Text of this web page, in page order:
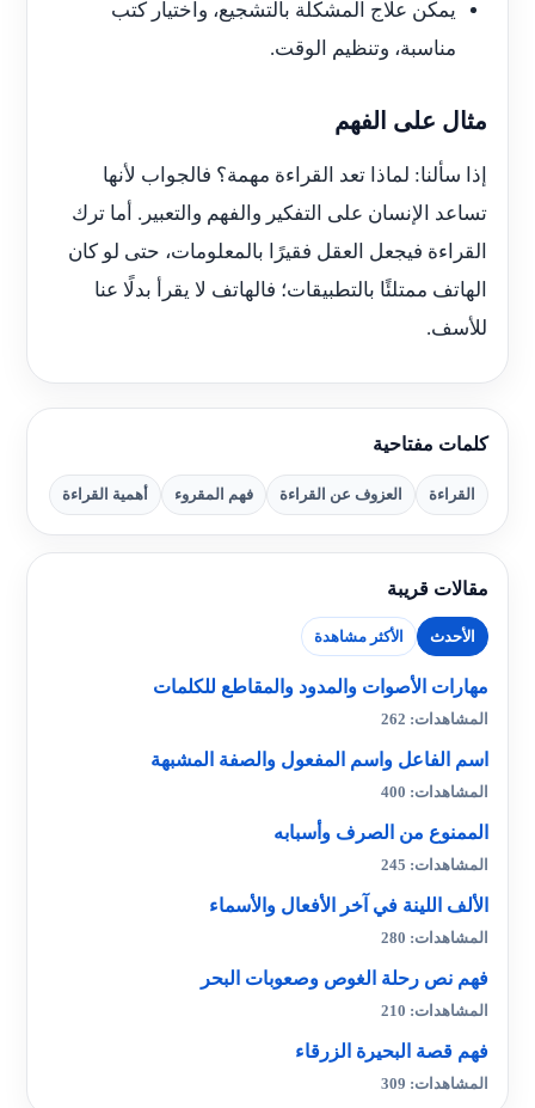
يمكن علاج المشكلة بالتشجيع، واختيار كتب
مناسبة، وتنظيم الوقت.
مثال على الفهم
إذا سألنا: لماذا تعد القراءة مهمة؟ فالجواب لأنها
تساعد الإنسان على التفكير والفهم والتعبير. أما ترك
القراءة فيجعل العقل فقيرًا بالمعلومات، حتى لو كان
الهاتف ممتلئًا بالتطبيقات؛ فالهاتف لا يقرأ بدلًا عنا
للأسف.
كلمات مفتاحية
القراءة العزوف عن القراءة فهم المقروء أهمية القراءة
مقالات قريبة
الأحدث الأكثر مشاهدة
مهارات الأصوات والمدود والمقاطع للكلمات
المشاهدات: 262
اسم الفاعل واسم المفعول والصفة المشبهة
المشاهدات: 400
الممنوع من الصرف وأسبابه
المشاهدات: 245
الألف اللينة في آخر الأفعال والأسماء
المشاهدات: 280
فهم نص رحلة الغوص وصعوبات البحر
المشاهدات: 210
فهم قصة البحيرة الزرقاء
المشاهدات: 309